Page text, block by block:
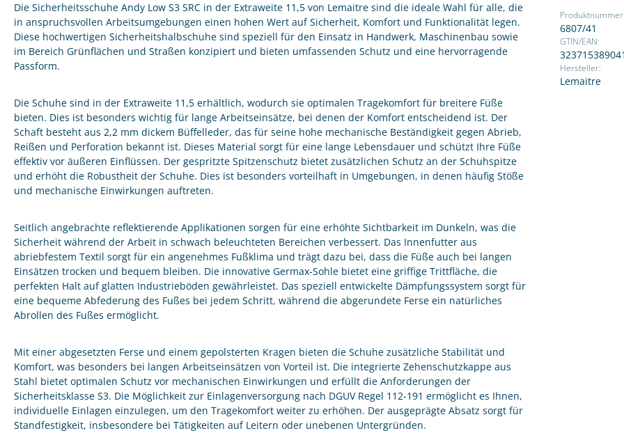
6807/41
GTIN/EAN:
Hersteller:
Lemaitre
Die Sicherheitsschuhe Andy Low S3 SRC in der Extraweite 11,5 von Lemaitre sind die ideale Wahl für alle, die
in anspruchsvollen Arbeitsumgebungen einen hohen Wert auf Sicherheit, Komfort und Funktionalität legen.
Diese hochwertigen Sicherheitshalbschuhe sind speziell für den Einsatz in Handwerk, Maschinenbau sowie
im Bereich Grünflächen und Straßen konzipiert und bieten umfassenden Schutz und eine hervorragende
Passform.
Die Schuhe sind in der Extraweite 11,5 erhältlich, wodurch sie optimalen Tragekomfort für breitere Füße
bieten. Dies ist besonders wichtig für lange Arbeitseinsätze, bei denen der Komfort entscheidend ist. Der
Schaft besteht aus 2,2 mm dickem Büffelleder, das für seine hohe mechanische Beständigkeit gegen Abrieb,
Reißen und Perforation bekannt ist. Dieses Material sorgt für eine lange Lebensdauer und schützt Ihre Füße
effektiv vor äußeren Einflüssen. Der gespritzte Spitzenschutz bietet zusätzlichen Schutz an der Schuhspitze
und erhöht die Robustheit der Schuhe. Dies ist besonders vorteilhaft in Umgebungen, in denen häufig Stöße
und mechanische Einwirkungen auftreten.
Seitlich angebrachte reflektierende Applikationen sorgen für eine erhöhte Sichtbarkeit im Dunkeln, was die
Sicherheit während der Arbeit in schwach beleuchteten Bereichen verbessert. Das Innenfutter aus
abriebfestem Textil sorgt für ein angenehmes Fußklima und trägt dazu bei, dass die Füße auch bei langen
Einsätzen trocken und bequem bleiben. Die innovative Germax-Sohle bietet eine griffige Trittfläche, die
perfekten Halt auf glatten Industrieböden gewährleistet. Das speziell entwickelte Dämpfungssystem sorgt für
eine bequeme Abfederung des Fußes bei jedem Schritt, während die abgerundete Ferse ein natürliches
Abrollen des Fußes ermöglicht.
Mit einer abgesetzten Ferse und einem gepolsterten Kragen bieten die Schuhe zusätzliche Stabilität und
Komfort, was besonders bei langen Arbeitseinsätzen von Vorteil ist. Die integrierte Zehenschutzkappe aus
Stahl bietet optimalen Schutz vor mechanischen Einwirkungen und erfüllt die Anforderungen der
Sicherheitsklasse S3. Die Möglichkeit zur Einlagenversorgung nach DGUV Regel 112-191 ermöglicht es Ihnen,
individuelle Einlagen einzulegen, um den Tragekomfort weiter zu erhöhen. Der ausgeprägte Absatz sorgt für
Standfestigkeit, insbesondere bei Tätigkeiten auf Leitern oder unebenen Untergründen.